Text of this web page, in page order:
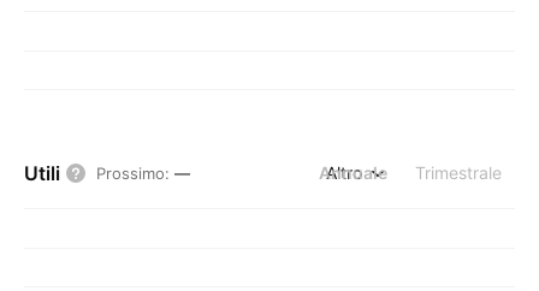
Utili Prossimo: — Annuale Trimestrale
Altro